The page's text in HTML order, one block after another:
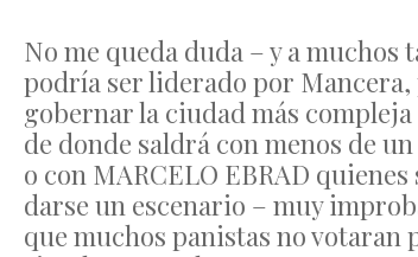
No me queda duda – y a
podría ser liderado por Mancera,
gobernar la ciudad más
de donde saldrá con menos de
o con MARCELO EBRAD
darse un escenario – muy
que muchos panistas no votaran